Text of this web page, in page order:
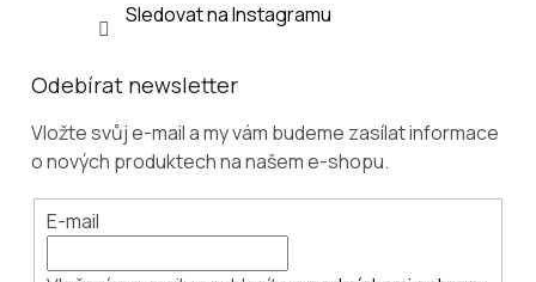
Sledovat na Instagramu
Odebírat newsletter
Vložte svůj e-mail a my vám budeme zasílat informace
o nových produktech na našem e-shopu.
E-mail